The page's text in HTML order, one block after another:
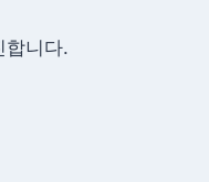
합니다.